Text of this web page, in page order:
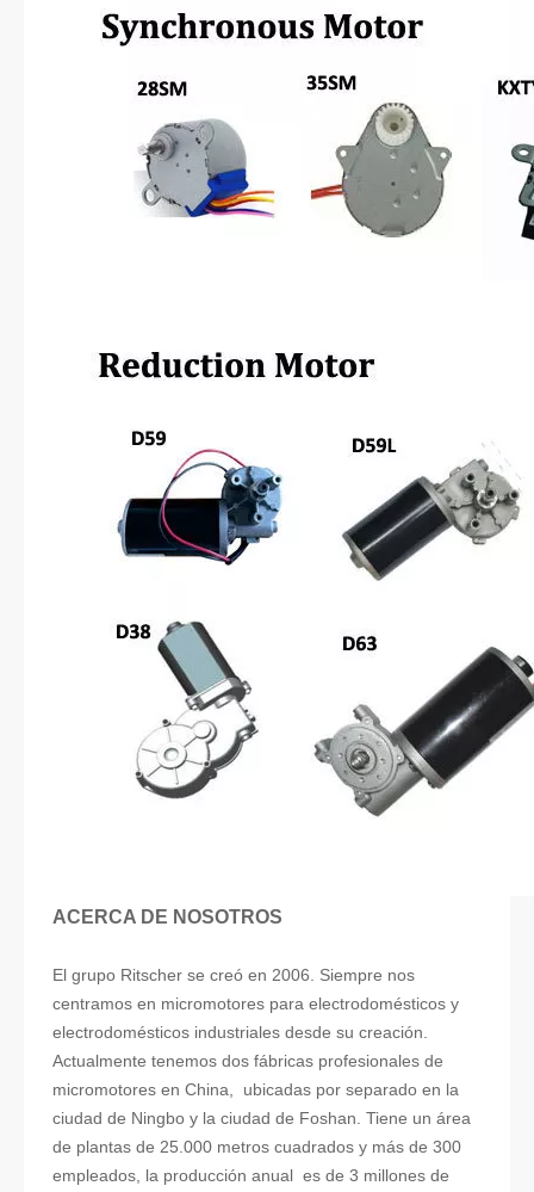
ACERCA DE NOSOTROS
El grupo Ritscher se creó en 2006. Siempre nos
centramos en micromotores para electrodomésticos y
electrodomésticos industriales desde su creación.
Actualmente tenemos dos fábricas profesionales de
micromotores en China, ubicadas por separado en la
ciudad de Ningbo y la ciudad de Foshan. Tiene un área
de plantas de 25.000 metros cuadrados y más de 300
empleados, la producción anual es de 3 millones de